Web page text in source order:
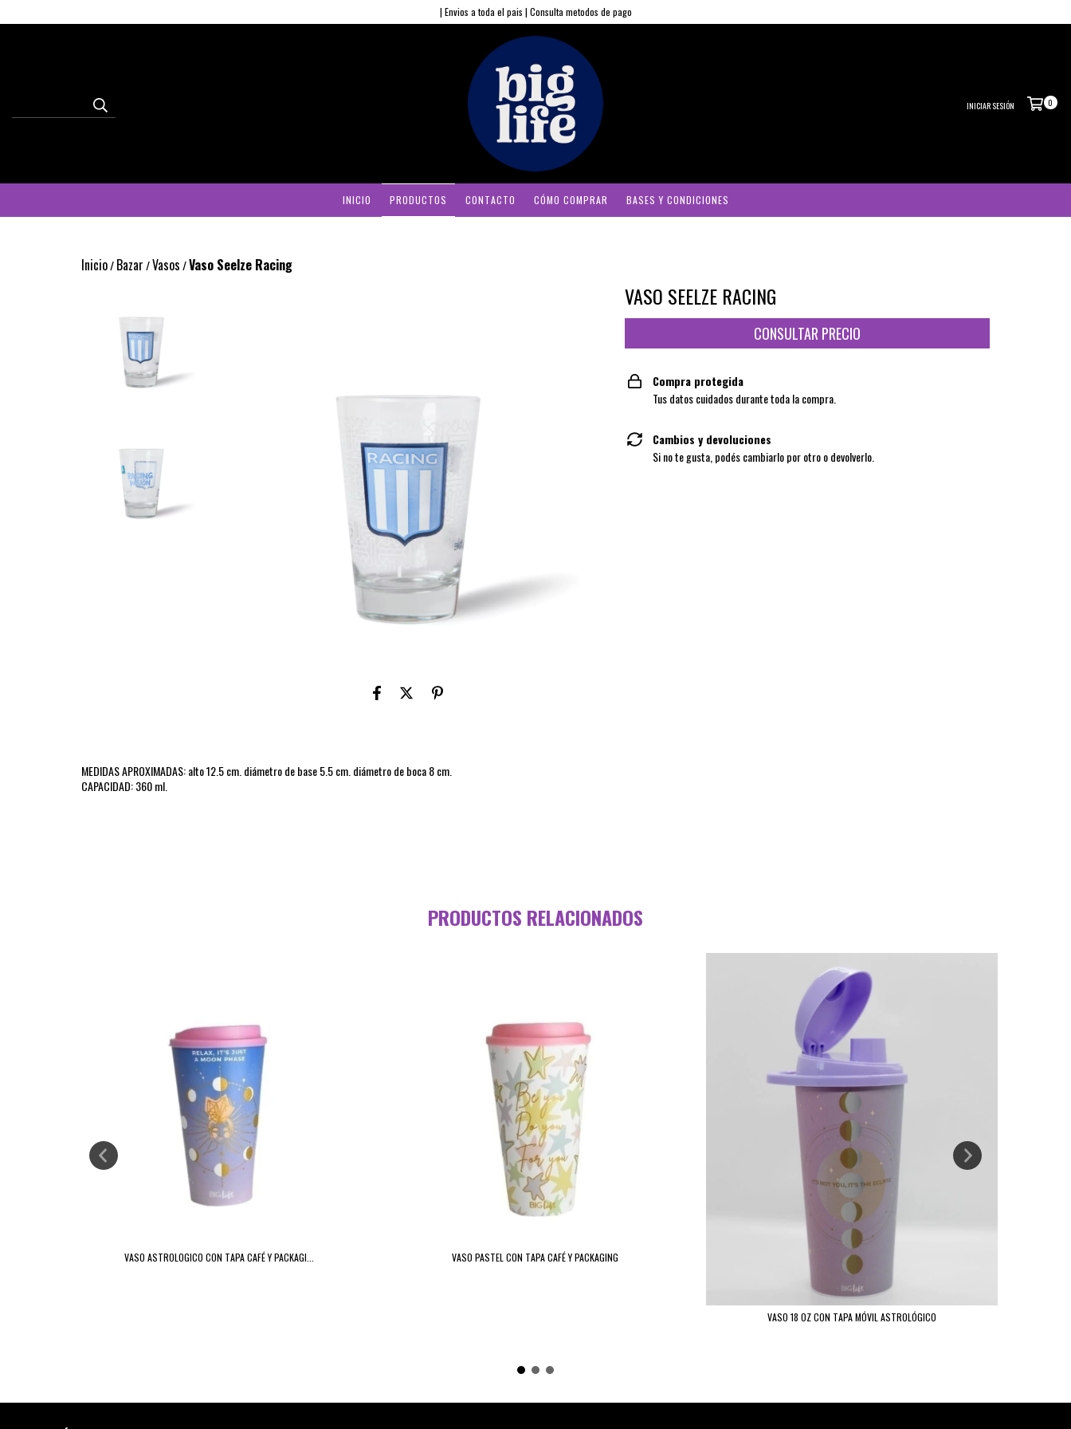
| Envios a toda el pais | Consulta metodos de pago
INICIAR SESIÓN 0
INICIO PRODUCTOS CONTACTO CÓMO COMPRAR BASES Y CONDICIONES
Inicio/Bazar/Vasos/Vaso Seelze Racing
MEDIDAS APROXIMADAS: alto 12.5 cm. diámetro de base 5.5 cm. diámetro de boca 8 cm.
CAPACIDAD: 360 ml.
VASO SEELZE RACING
Compra protegida
Tus datos cuidados durante toda la compra.
Cambios y devoluciones
Si no te gusta, podés cambiarlo por otro o devolverlo.
PRODUCTOS RELACIONADOS
VASO ASTROLOGICO CON TAPA CAFÉ Y PACKAGI... VASO PASTEL CON TAPA CAFÉ Y PACKAGING
VASO 18 OZ CON TAPA MÓVIL ASTROLÓGICO